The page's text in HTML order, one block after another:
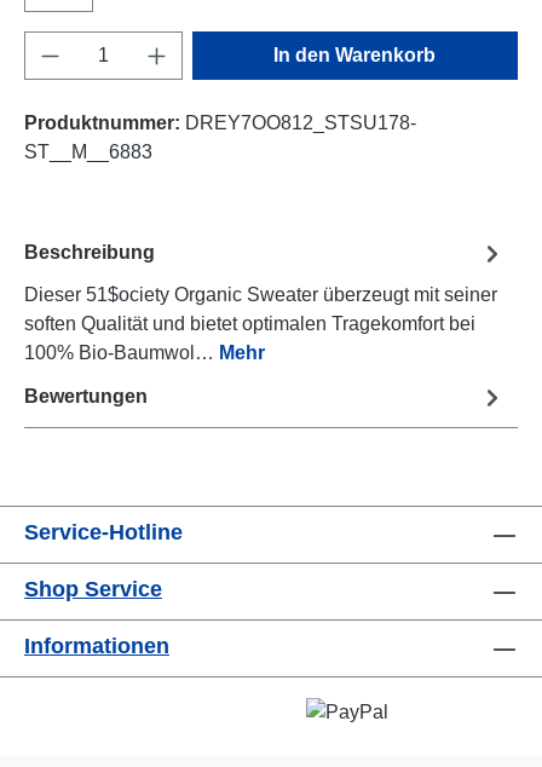
Produkt Anzahl: Gib den gewünschten
In den Warenkorb
Produktnummer: DREY7OO812_STSU178-
ST__M__6883
Beschreibung
Dieser 51$ociety Organic Sweater überzeugt mit seiner
soften Qualität und bietet optimalen Tragekomfort bei
100% Bio-Baumwol… Mehr
Bewertungen
Service-Hotline
Shop Service
Informationen